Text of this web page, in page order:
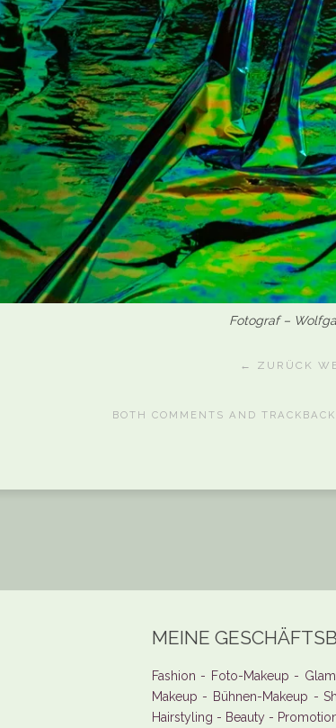
Fotograf –
← ZURÜCK
BOTH COMMENTS AND
MEINE
Fashion - Foto-Makeup -
Makeup - Bühnen-Makeup -
Hairstyling - Beauty -